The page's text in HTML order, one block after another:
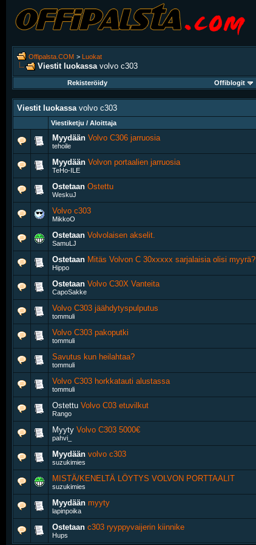
Offipalsta.COM > Luokat
Viestit luokassa volvo c303
Rekisteröidy
Offiblogit
Viestit luokassa volvo c303
Viestiketju / Aloittaja
Myydään Volvo C306 jarruosia
tehoile
Myydään Volvon portaalien jarruosia
TeHo-ILE
Ostetaan Ostettu
WeskuJ
Volvo c303
MikkoO
Ostetaan Volvolaisen akselit.
SamuLJ
Ostetaan Mitäs Volvon C 30xxxxx sarjalaisia olisi myyrä?
Hippo
Ostetaan Volvo C30X Vanteita
CapoSakke
Volvo C303 jäähdytyspulputus
tommuli
Volvo C303 pakoputki
tommuli
Savutus kun heilahtaa?
tommuli
Volvo C303 horkkatauti alustassa
tommuli
Ostettu Volvo C03 etuvilkut
Rango
Myyty Volvo C303 5000€
pahvi_
Myydään volvo c303
suzukimies
MISTÄ/KENELTÄ LÖYTYS VOLVON PORTTAALIT
suzukimies
Myydään myyty
lapinpoika
Ostetaan c303 ryyppyvaijerin kiinnike
Hups